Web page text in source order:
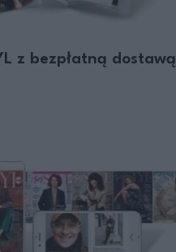
z bezpłatną dostawą